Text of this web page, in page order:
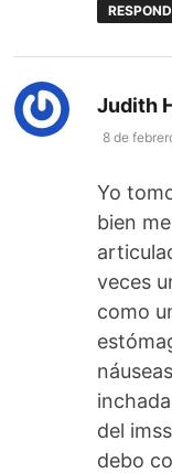
Judith
8 de
Yo
bien
veces
como
del
debo